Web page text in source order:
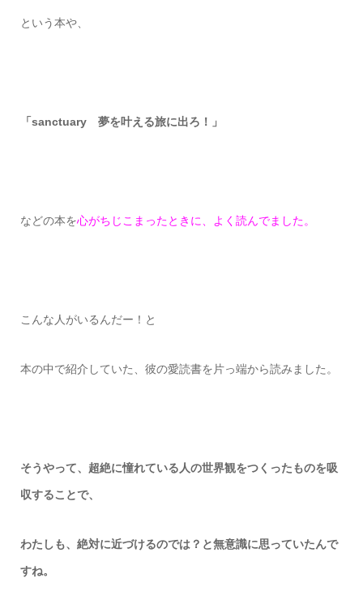
という本や、
「sanctuary 夢を叶える旅に出ろ！」
などの本を心がちじこまったときに、よく読んでました。
こんな人がいるんだー！と
本の中で紹介していた、 彼の愛読書を片っ端から読みました。
そうやって、超絶に憧れている人の世界観をつくったものを吸
収することで、
わたしも、絶対に近づけるのでは？と無意識に思っていたんで
すね。